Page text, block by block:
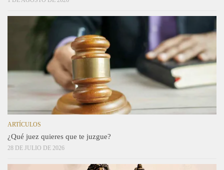
ARTÍCULOS
¿Qué juez quieres que te juzgue?
28 DE JULIO DE 2026